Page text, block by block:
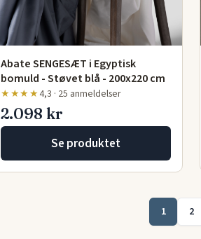
Abate SENGESÆT i Egyptisk
bomuld - Støvet blå - 200x220 cm
★★★★4,3 · 25 anmeldelser
2.098 kr
Se produktet
1 2